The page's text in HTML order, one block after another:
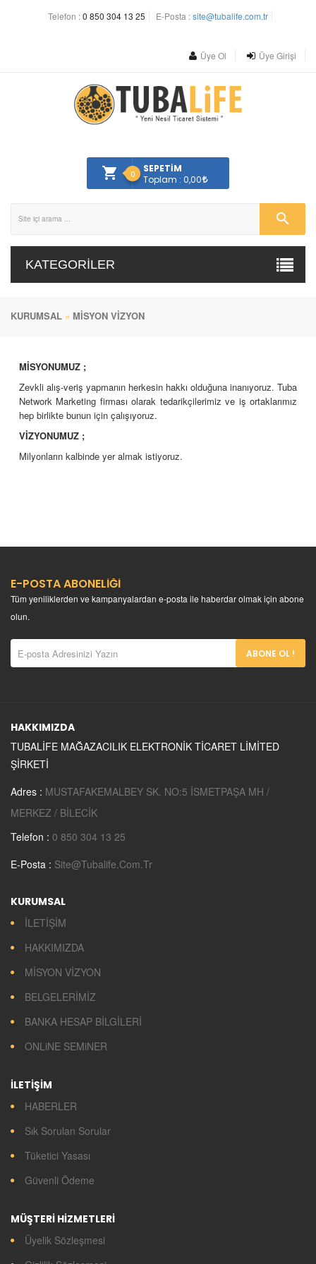
Telefon :0 850 304 13 25 E-Posta :site@tubalife.com.tr
Üye Ol Üye Girişi
SEPETİM
0 Toplam : 0,00
KATEGORILER
KURUMSAL » MİSYON VİZYON
MİSYONUMUZ ;
Zevkli alış-veriş yapmanın herkesin hakkı olduğuna inanıyoruz. Tuba
Network Marketing firması olarak tedarikçilerimiz ve iş ortaklarımız
hep birlikte bunun için çalışıyoruz.
VİZYONUMUZ ;
Milyonların kalbinde yer almak istiyoruz.
E-POSTA ABONELİĞİ
Tüm yeniliklerden ve kampanyalardan e-posta ile haberdar olmak için abone
olun.
ABONE OL !
HAKKIMIZDA
TUBALİFE MAĞAZACILIK ELEKTRONİK TİCARET LİMİTED
ŞİRKETİ
Adres : MUSTAFAKEMALBEY SK. NO:5 İSMETPAŞA MH /
MERKEZ / BİLECİK
Telefon : 0 850 304 13 25
E-Posta : Site@tubalife.com.tr
KURUMSAL
İLETİŞİM
HAKKIMIZDA
MİSYON VİZYON
BELGELERİMİZ
BANKA HESAP BİLGİLERİ
ONLiNE SEMiNER
İLETİŞİM
HABERLER
Sık Sorulan Sorular
Tüketici Yasası
Güvenli Ödeme
MÜŞTERİ HİZMETLERİ
Üyelik Sözleşmesi